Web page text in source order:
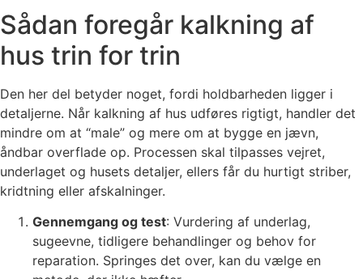
Sådan foregår kalkning af
hus trin for trin
Den her del betyder noget, fordi holdbarheden ligger i
detaljerne. Når kalkning af hus udføres rigtigt, handler det
mindre om at “male” og mere om at bygge en jævn,
åndbar overflade op. Processen skal tilpasses vejret,
underlaget og husets detaljer, ellers får du hurtigt striber,
kridtning eller afskalninger.
Gennemgang og test: Vurdering af underlag,
sugeevne, tidligere behandlinger og behov for
reparation. Springes det over, kan du vælge en